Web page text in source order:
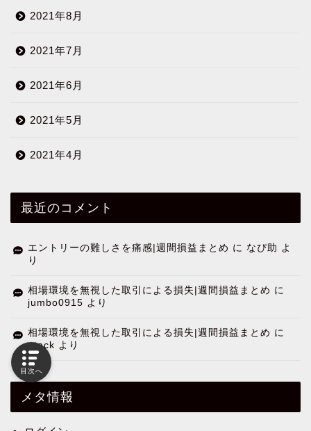
2021年8月
2021年7月
2021年6月
2021年5月
2021年4月
最近のコメント
エントリーの難しさを痛感|週間損益まとめ に なぴ助 よ
り
相場環境を無視した取引による損失|週間損益まとめ に
jumbo0915 より
相場環境を無視した取引による損失|週間損益まとめ に
gtack より
メタ情報
目次へ